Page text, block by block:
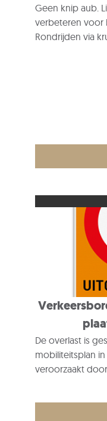
Geen knip aub.
verbeteren voor
Rondrijden via
De overlast is
mobiliteitsplan
veroorzaakt
Merchtem, ...
snelste weg